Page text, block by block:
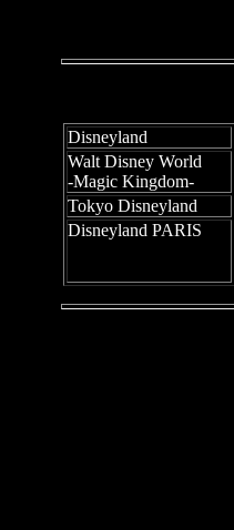
Disneyland
Walt Disney World
-Magic Kingdom-
Tokyo Disneyland
Disneyland PARIS